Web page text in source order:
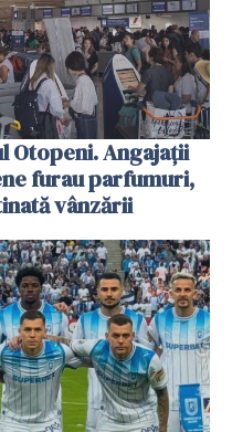
Otopeni. Angajații
furau parfumuri,
vânzării